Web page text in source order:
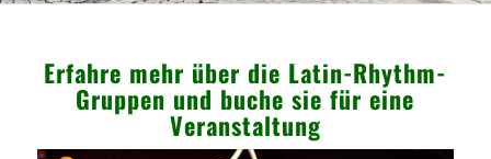
Erfahre mehr über die Latin-Rhythm-
Gruppen und buche sie für eine
Veranstaltung